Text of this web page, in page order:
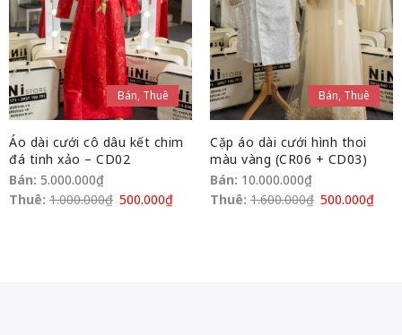
Bán, Thuê
Áo dài cưới cô dâu kết chim
đá tinh xảo – CD02
Bán: 5.000.000₫
Thuê: 1.000.000₫ 500.000₫
Bán, Thuê
Cặp áo dài cưới hình thoi
màu vàng (CR06 + CD03)
Bán: 10.000.000₫
Thuê: 1.600.000₫ 500.000₫